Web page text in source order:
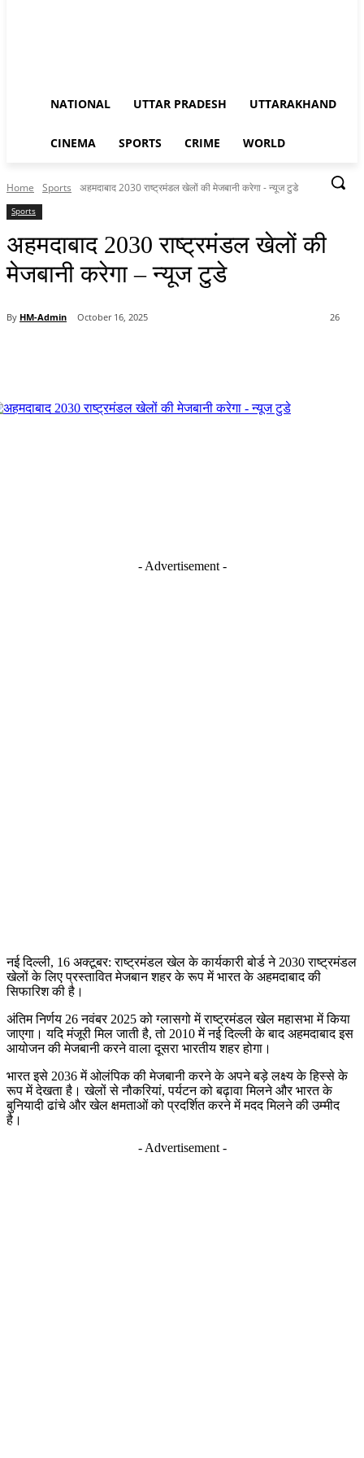
NATIONAL UTTAR PRADESH UTTARAKHAND
CINEMA SPORTS CRIME WORLD
Home Sports अहमदाबाद 2030 राष्ट्रमंडल खेलों की मेजबानी करेगा - न्यूज टुडे
Sports
अहमदाबाद 2030 राष्ट्रमंडल खेलों की
मेजबानी करेगा – न्यूज टुडे
By HM-Admin October 16, 2025 26
- Advertisement -
नई दिल्ली, 16 अक्टूबर: राष्ट्रमंडल खेल के कार्यकारी बोर्ड ने 2030 राष्ट्रमंडल
खेलों के लिए प्रस्तावित मेजबान शहर के रूप में भारत के अहमदाबाद की
सिफारिश की है।
अंतिम निर्णय 26 नवंबर 2025 को ग्लासगो में राष्ट्रमंडल खेल महासभा में किया
जाएगा। यदि मंजूरी मिल जाती है, तो 2010 में नई दिल्ली के बाद अहमदाबाद इस
आयोजन की मेजबानी करने वाला दूसरा भारतीय शहर होगा।
भारत इसे 2036 में ओलंपिक की मेजबानी करने के अपने बड़े लक्ष्य के हिस्से के
रूप में देखता है। खेलों से नौकरियां, पर्यटन को बढ़ावा मिलने और भारत के
बुनियादी ढांचे और खेल क्षमताओं को प्रदर्शित करने में मदद मिलने की उम्मीद
है।
- Advertisement -